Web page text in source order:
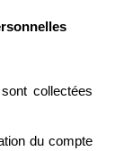
collectées
du compte